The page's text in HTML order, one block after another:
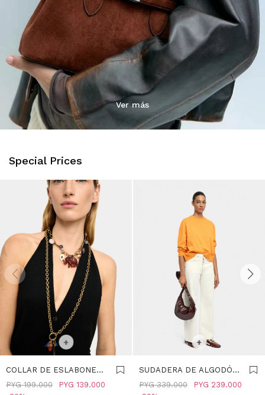
Ver más
Special Prices
SELECCIONAR TALLE
+
COLLAR DE ESLABONES
CON COLGANTE DE
PYG 139.000
PYG 199.000
SELECCIONAR TALLE
+
SUDADERA DE ALGODÓN
- NARANJA
PYG 239.000
PYG 339.000